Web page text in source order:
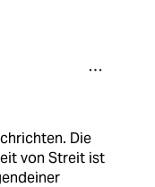
Die
von Streit ist